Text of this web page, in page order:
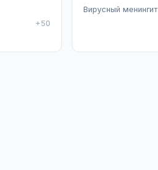
+50
Вирусный менингит